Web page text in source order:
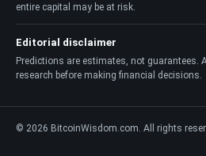
entire capital may be at risk.
Editorial disclaimer
Predictions are estimates, not guarantees.
research before making financial decisions.
© 2026 BitcoinWisdom.com. All rights